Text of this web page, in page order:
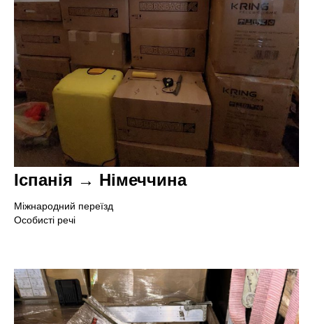
Іспанія → Німеччина
Міжнародний переїзд
Особисті речі